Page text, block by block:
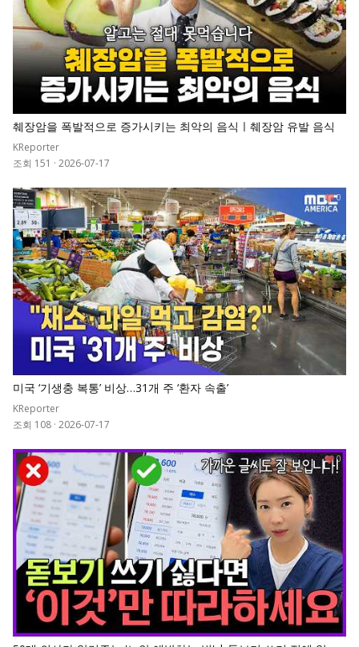
췌장암을 폭발적으로 증가시키는 최악의 음식ㅣ췌장암 유발 음식
KReporter
조회 151 · 2026-07-17
미국 ‘기생충 복통’ 비상…31개 주 ‘환자 속출’
KReporter
조회 108 · 2026-07-17
0
0